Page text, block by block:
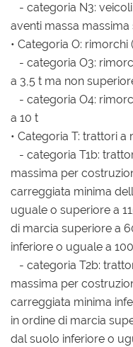
- categoria N3:
aventi massa massima
• Categoria O:
- categoria O3:
a 3,5 t ma non
- categoria O4:
a 10 t
• Categoria T: trattori a
- categoria T1b:
massima per
carreggiata minima
uguale o superiore a
di marcia superiore a
inferiore o uguale a
- categoria T2b:
massima per
carreggiata minima
in ordine di marcia
dal suolo inferiore o